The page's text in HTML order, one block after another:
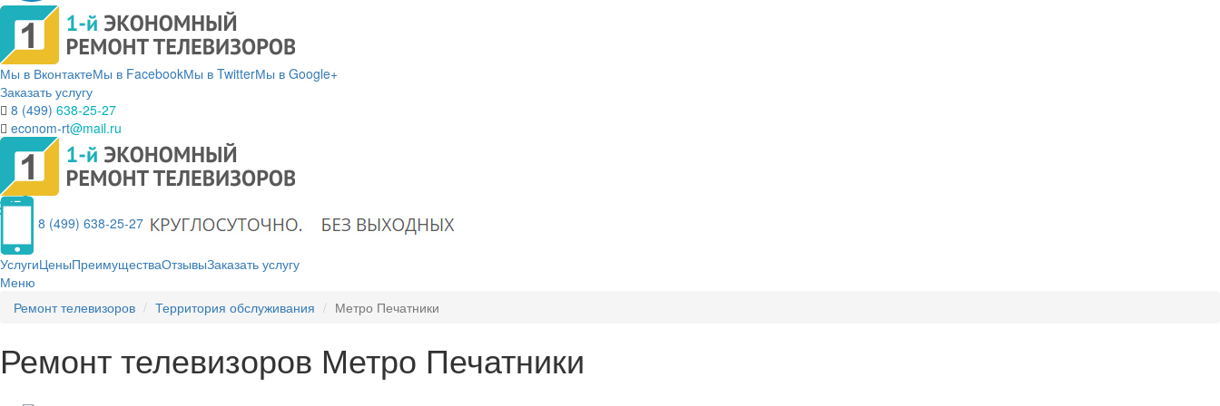
Мы в ВконтактеМы в FacebookМы в TwitterМы в Google+
Заказать услугу
8 (499) 638-25-27
econom-rt@mail.ru
8 (499) 638-25-27
УслугиЦеныПреимуществаОтзывыЗаказать услугу
Меню
Ремонт телевизоров
Территория обслуживания Метро Печатники
Ремонт телевизоров Метро Печатники